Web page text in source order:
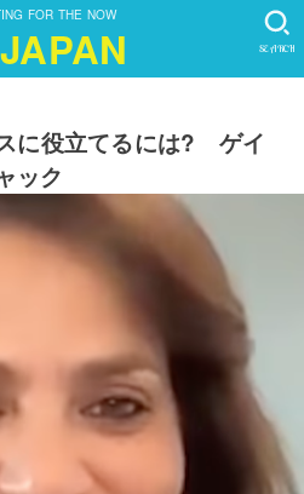
FOR THE NOW
SEARCH
に役立てるには? ゲイ
ック